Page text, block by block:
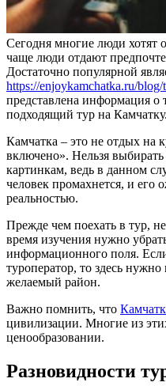
Сегодня многие люди хотят
чаще люди отдают
Достаточно популярной
https://enjoykamchatka.ru/
представлена информация о
подходящий тур на Камчатку.
Камчатка – это не отдых на
включено». Нельзя
картинкам, ведь в данном
человек промахнется, и его
реальностью.
Прежде чем поехать в тур,
время изучения нужно
информационного поля.
туроператор, то здесь нужно
желаемый район.
Важно помнить, что
цивилизации. Многие из
ценообразовании.
Разновидности